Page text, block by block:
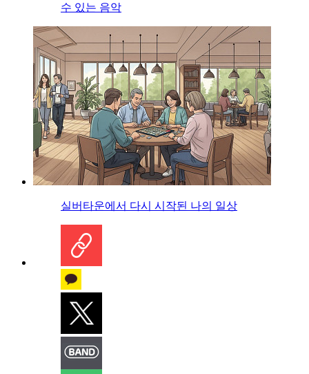
수 있는 음악
실버타운에서 다시 시작된 나의 일상